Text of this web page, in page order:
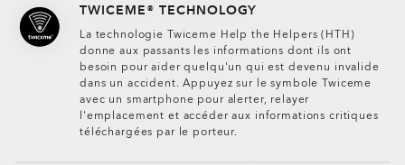
TWICEME® TECHNOLOGY
La technologie Twiceme Help the Helpers (HTH)
donne aux passants les informations dont ils ont
besoin pour aider quelqu'un qui est devenu invalide
dans un accident. Appuyez sur le symbole Twiceme
avec un smartphone pour alerter, relayer
l'emplacement et accéder aux informations critiques
téléchargées par le porteur.